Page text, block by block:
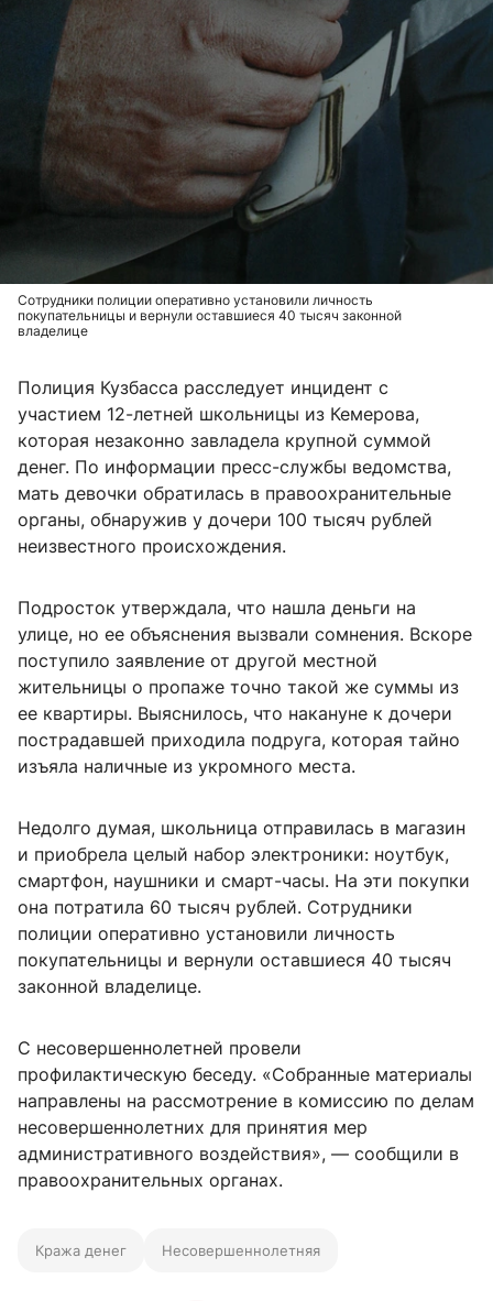
Сотрудники полиции оперативно установили личность
покупательницы и вернули оставшиеся 40 тысяч законной
владелице
Полиция Кузбасса расследует инцидент с
участием 12-летней школьницы из Кемерова,
которая незаконно завладела крупной суммой
денег. По информации пресс-службы ведомства,
мать девочки обратилась в правоохранительные
органы, обнаружив у дочери 100 тысяч рублей
неизвестного происхождения.
Подросток утверждала, что нашла деньги на
улице, но ее объяснения вызвали сомнения. Вскоре
поступило заявление от другой местной
жительницы о пропаже точно такой же суммы из
ее квартиры. Выяснилось, что накануне к дочери
пострадавшей приходила подруга, которая тайно
изъяла наличные из укромного места.
Недолго думая, школьница отправилась в магазин
и приобрела целый набор электроники: ноутбук,
смартфон, наушники и смарт-часы. На эти покупки
она потратила 60 тысяч рублей. Сотрудники
полиции оперативно установили личность
покупательницы и вернули оставшиеся 40 тысяч
законной владелице.
С несовершеннолетней провели
профилактическую беседу. «Собранные материалы
направлены на рассмотрение в комиссию по делам
несовершеннолетних для принятия мер
административного воздействия», — сообщили в
правоохранительных органах.
Кража денег Несовершеннолетняя